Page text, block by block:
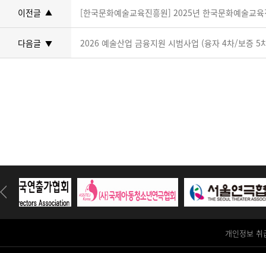
이전글 ▲ [한국문화예술교육진흥원] 2025년 한국문화예술교
다음글 ▼ 2026 예술산업 금융지원 시범사업 (융자 4차/보증 5
개인정보 취